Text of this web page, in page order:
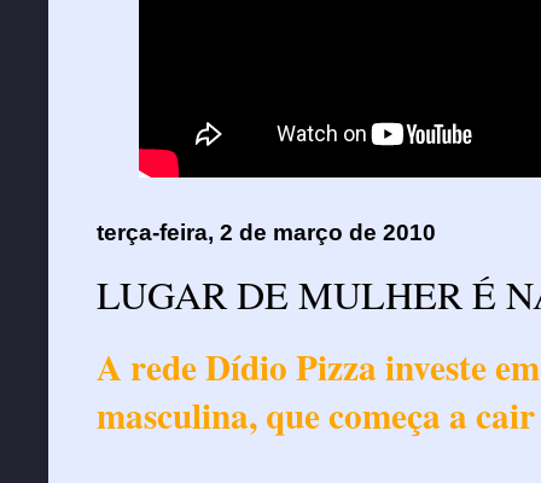
terça-feira, 2 de março de 2010
LUGAR DE MULHER É
A rede Dídio Pizza investe
masculina, que começa a